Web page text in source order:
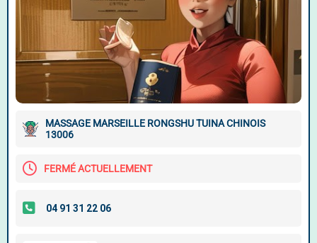
MASSAGE MARSEILLE RONGSHU TUINA CHINOIS
13006
FERMÉ ACTUELLEMENT